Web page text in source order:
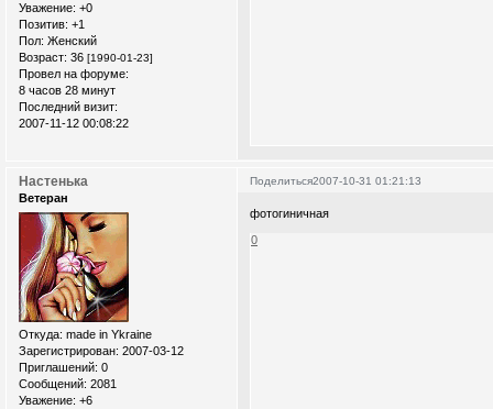
Уважение: +0
Позитив: +1
Пол: Женский
Возраст: 36 [1990-01-23]
Провел на форуме:
8 часов 28 минут
Последний визит:
2007-11-12 00:08:22
Поделиться2007-10-31 01:21:13
Настенька
Ветеран
Откуда: made in Ykraine
Зарегистрирован: 2007-03-12
Приглашений: 0
Сообщений: 2081
Уважение: +6
фотогиничная
0